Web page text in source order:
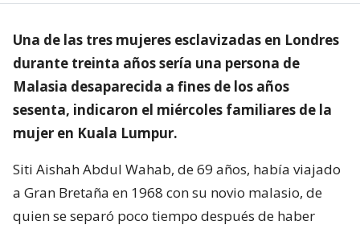
Una de las tres mujeres esclavizadas en Londres
durante treinta años sería una persona de
Malasia desaparecida a fines de los años
sesenta, indicaron el miércoles familiares de la
mujer en Kuala Lumpur.
Siti Aishah Abdul Wahab, de 69 años, había viajado
a Gran Bretaña en 1968 con su novio malasio, de
quien se separó poco tiempo después de haber